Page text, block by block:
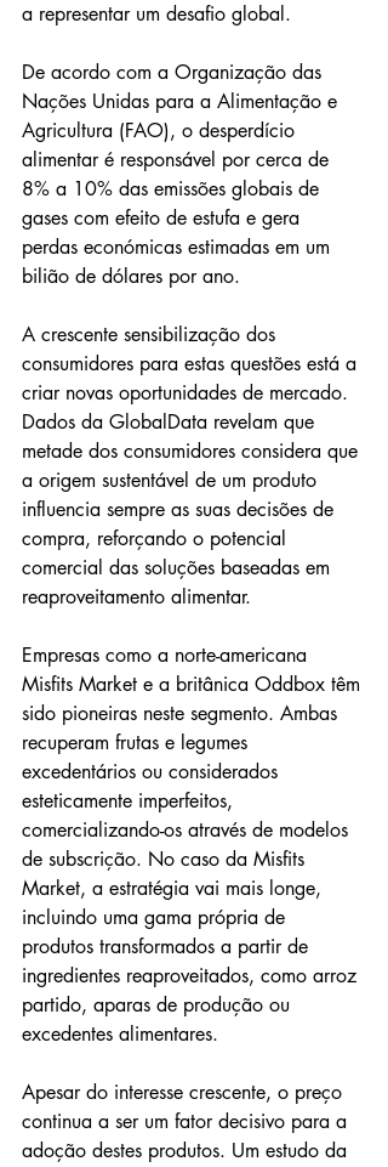
a representar um desafio global.
De acordo com a Organização das
Nações Unidas para a Alimentação e
Agricultura (FAO), o desperdício
alimentar é responsável por cerca de
8% a 10% das emissões globais de
gases com efeito de estufa e gera
perdas económicas estimadas em um
bilião de dólares por ano.
A crescente sensibilização dos
consumidores para estas questões está a
criar novas oportunidades de mercado.
Dados da GlobalData revelam que
metade dos consumidores considera que
a origem sustentável de um produto
influencia sempre as suas decisões de
compra, reforçando o potencial
comercial das soluções baseadas em
reaproveitamento alimentar.
Empresas como a norte-americana
Misfits Market e a britânica Oddbox têm
sido pioneiras neste segmento. Ambas
recuperam frutas e legumes
excedentários ou considerados
esteticamente imperfeitos,
comercializando-os através de modelos
de subscrição. No caso da Misfits
Market, a estratégia vai mais longe,
incluindo uma gama própria de
produtos transformados a partir de
ingredientes reaproveitados, como arroz
partido, aparas de produção ou
excedentes alimentares.
Apesar do interesse crescente, o preço
continua a ser um fator decisivo para a
adoção destes produtos. Um estudo da